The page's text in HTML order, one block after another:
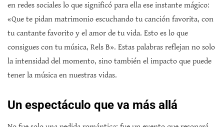
en redes sociales lo que significó para ella ese instante mágico:
«Que te pidan matrimonio escuchando tu canción favorita, con
tu cantante favorito y el amor de tu vida. Esto es lo que
consigues con tu música, Rels B». Estas palabras reflejan no solo
la intensidad del momento, sino también el impacto que puede
tener la música en nuestras vidas.
Un espectáculo que va más allá